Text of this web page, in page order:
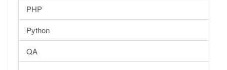
PHP
Python
QA